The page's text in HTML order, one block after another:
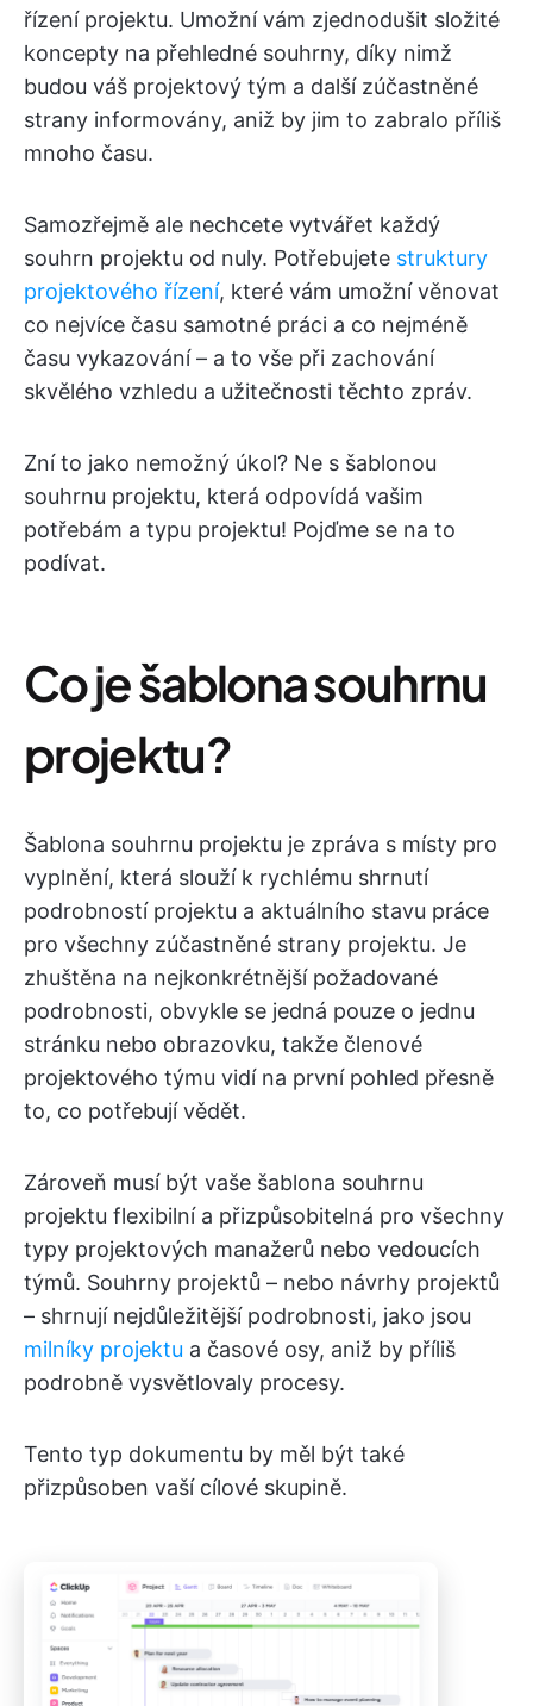
řízení projektu. Umožní vám zjednodušit složité
koncepty na přehledné souhrny, díky nimž
budou váš projektový tým a další zúčastněné
strany informovány, aniž by jim to zabralo příliš
mnoho času.
Samozřejmě ale nechcete vytvářet každý
souhrn projektu od nuly. Potřebujete struktury
projektového řízení, které vám umožní věnovat
co nejvíce času samotné práci a co nejméně
času vykazování – a to vše při zachování
skvělého vzhledu a užitečnosti těchto zpráv.
Zní to jako nemožný úkol? Ne s šablonou
souhrnu projektu, která odpovídá vašim
potřebám a typu projektu! Pojďme se na to
podívat.
Co je šablona souhrnu
projektu?
Šablona souhrnu projektu je zpráva s místy pro
vyplnění, která slouží k rychlému shrnutí
podrobností projektu a aktuálního stavu práce
pro všechny zúčastněné strany projektu. Je
zhuštěna na nejkonkrétnější požadované
podrobnosti, obvykle se jedná pouze o jednu
stránku nebo obrazovku, takže členové
projektového týmu vidí na první pohled přesně
to, co potřebují vědět.
Zároveň musí být vaše šablona souhrnu
projektu flexibilní a přizpůsobitelná pro všechny
typy projektových manažerů nebo vedoucích
týmů. Souhrny projektů – nebo návrhy projektů
– shrnují nejdůležitější podrobnosti, jako jsou
milníky projektu a časové osy, aniž by příliš
podrobně vysvětlovaly procesy.
Tento typ dokumentu by měl být také
přizpůsoben vaší cílové skupině.